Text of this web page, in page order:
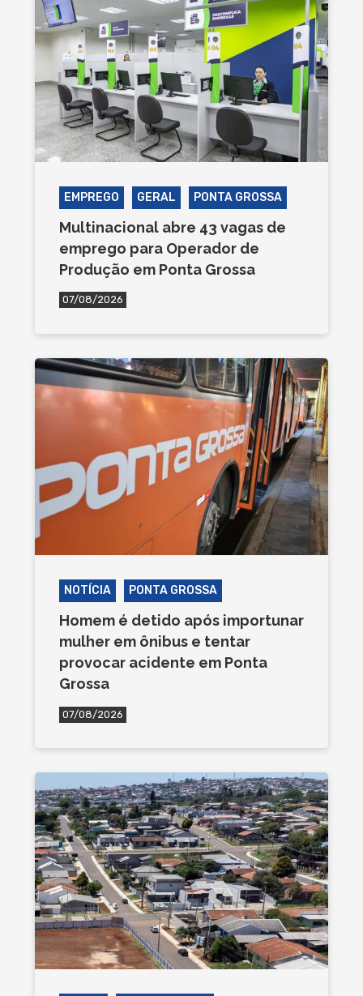
EMPREGO GERAL PONTA GROSSA
Multinacional abre 43 vagas de
emprego para Operador de
Produção em Ponta Grossa
07/08/2026
NOTÍCIA PONTA GROSSA
Homem é detido após importunar
mulher em ônibus e tentar
provocar acidente em Ponta
Grossa
07/08/2026